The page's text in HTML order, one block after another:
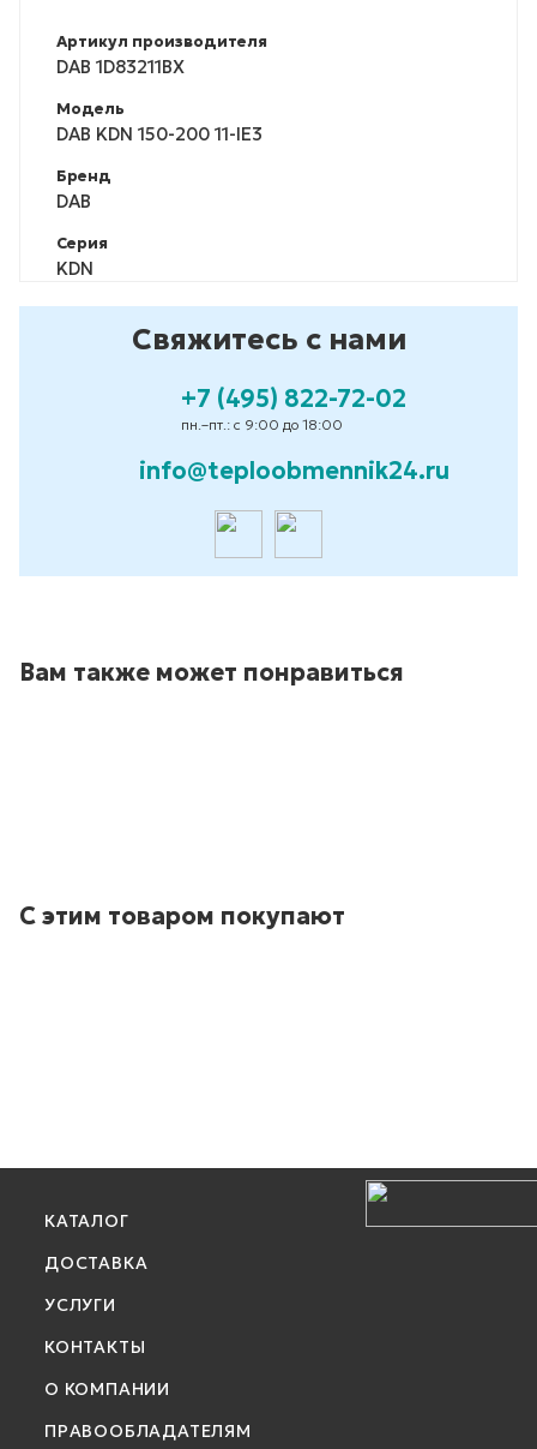
Артикул производителя
DAB 1D83211BX
Модель
DAB KDN 150-200 11-IE3
Бренд
DAB
Серия
KDN
Свяжитесь с нами
+7 (495) 822-72-02
пн.–пт.: с 9:00 до 18:00
info@teploobmennik24.ru
Вам также может понравиться
С этим товаром покупают
КАТАЛОГ
ДОСТАВКА
УСЛУГИ
КОНТАКТЫ
О КОМПАНИИ
ПРАВООБЛАДАТЕЛЯМ